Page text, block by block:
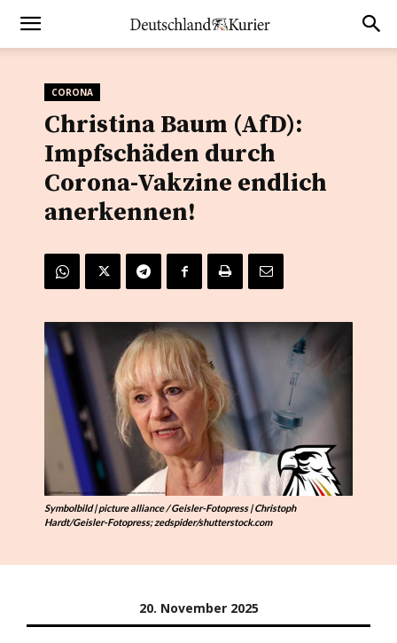
CORONA
Christina Baum (AfD):
Impfschäden durch
Corona-Vakzine endlich
anerkennen!
Symbolbild | picture alliance / Geisler-Fotopress | Christoph
Hardt/Geisler-Fotopress; zedspider/shutterstock.com
20. November 2025